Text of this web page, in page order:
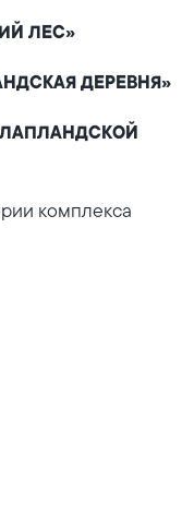
ЛЕС»
ДЕРЕВНЯ»
комплекса